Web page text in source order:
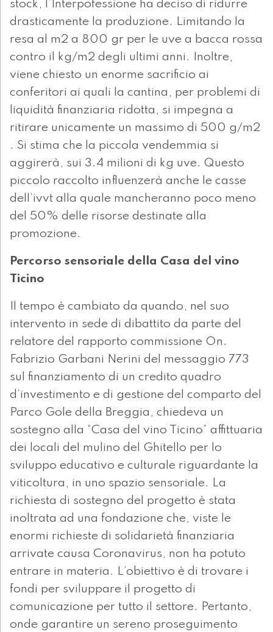
stock, l’Interpofessione ha deciso di ridurre
drasticamente la produzione. Limitando la
resa al m2 a 800 gr per le uve a bacca rossa
contro il kg/m2 degli ultimi anni. Inoltre,
viene chiesto un enorme sacrificio ai
conferitori ai quali la cantina, per problemi di
liquidità finanziaria ridotta, si impegna a
ritirare unicamente un massimo di 500 g/m2
. Si stima che la piccola vendemmia si
aggirerà, sui 3.4 milioni di kg uve. Questo
piccolo raccolto influenzerà anche le casse
dell’ivvt alla quale mancheranno poco meno
del 50% delle risorse destinate alla
promozione.
Percorso sensoriale della Casa del vino
Ticino
Il tempo è cambiato da quando, nel suo
intervento in sede di dibattito da parte del
relatore del rapporto commissione On.
Fabrizio Garbani Nerini del messaggio 773
sul finanziamento di un credito quadro
d’investimento e di gestione del comparto del
Parco Gole della Breggia, chiedeva un
sostegno alla “Casa del vino Ticino” affittuaria
dei locali del mulino del Ghitello per lo
sviluppo educativo e culturale riguardante la
viticoltura, in uno spazio sensoriale. La
richiesta di sostegno del progetto è stata
inoltrata ad una fondazione che, viste le
enormi richieste di solidarietà finanziaria
arrivate causa Coronavirus, non ha potuto
entrare in materia. L’obiettivo è di trovare i
fondi per sviluppare il progetto di
comunicazione per tutto il settore. Pertanto,
onde garantire un sereno proseguimento